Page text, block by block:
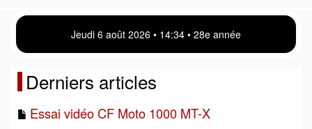
Jeudi 6 août 2026 • 14 34 • 28e année
Derniers articles
Essai vidéo CF Moto 1000 MT-X